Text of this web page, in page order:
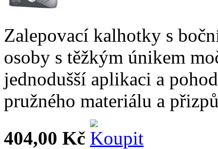
Zalepovací kalhotky s
osoby s těžkým únikem
jednodušší aplikaci a
pružného materiálu a
404,00 Kč